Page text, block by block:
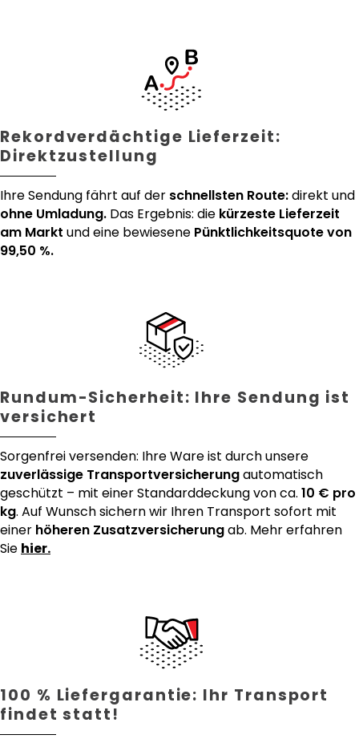
Rekordverdächtige Lieferzeit:
Direktzustellung
Ihre Sendung fährt auf der schnellsten Route:direkt und
ohne Umladung. Das Ergebnis: die kürzeste Lieferzeit
am Markt und eine bewiesene Pünktlichkeitsquote von
99,50 %.
Rundum-Sicherheit: Ihre Sendung ist
versichert
Sorgenfrei versenden: Ihre Ware ist durch unsere
zuverlässige Transportversicherungautomatisch
geschützt – mit einer Standarddeckung von ca. 10 € pro
kg. Auf Wunsch sichern wir Ihren Transport sofort mit
einer höheren Zusatzversicherungab. Mehr erfahren
Sie hier.
100 % Liefergarantie: Ihr Transport
findet statt!